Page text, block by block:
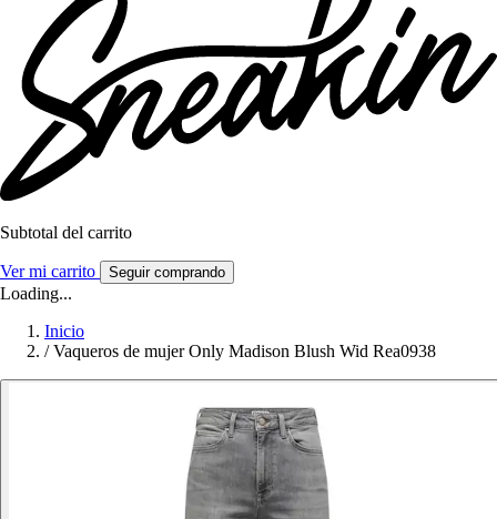
Subtotal del carrito
Ver mi carrito Seguir comprando
Loading...
Inicio
/ Vaqueros de mujer Only Madison Blush Wid Rea0938